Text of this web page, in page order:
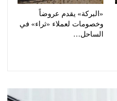
«البركة» يقدم عروضاً
وخصومات لعملاء «ثراء» في
الساحل…